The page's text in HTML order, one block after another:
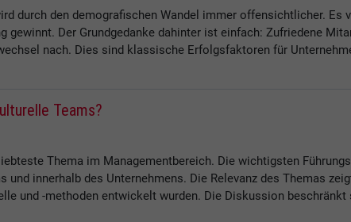
durch den demografischen Wandel immer offensichtlicher.
gewinnt. Der Grundgedanke dahinter ist einfach: Zufriedene
nach. Dies sind klassische Erfolgsfaktoren für
Teams?
Thema im Managementbereich. Die wichtigsten
und innerhalb des Unternehmens. Die Relevanz des Themas
und -methoden entwickelt wurden. Die Diskussion